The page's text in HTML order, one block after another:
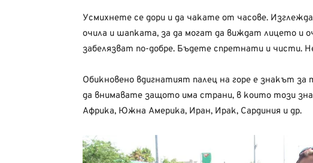
Усмихнете се дори и да чакате от часове.
очила и шапката, за да могат да виждат лицето и
забелязват по-добре. Бъдете спретнати и чисти.
Обикновено вдигнатият палец на горе е знакът
да внимавате защото има страни, в които този
Африка, Южна Америка, Иран, Ирак, Сардиния и др.